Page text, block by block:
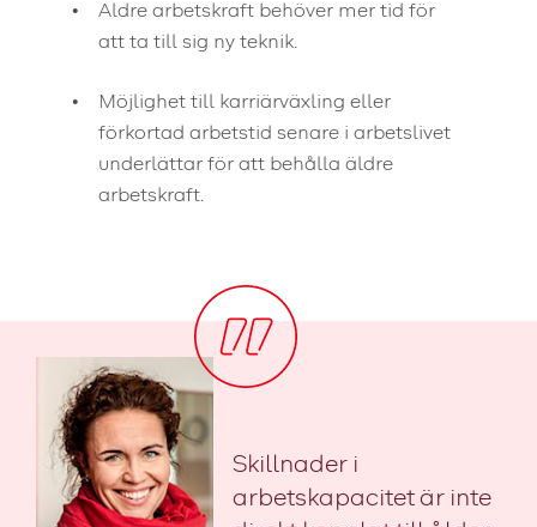
Äldre arbetskraft behöver mer tid för
att ta till sig ny teknik.
Möjlighet till karriärväxling eller
förkortad arbetstid senare i arbetslivet
underlättar för att behålla äldre
arbetskraft.
Skillnader i
arbetskapacitet är inte